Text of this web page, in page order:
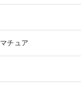
チュア